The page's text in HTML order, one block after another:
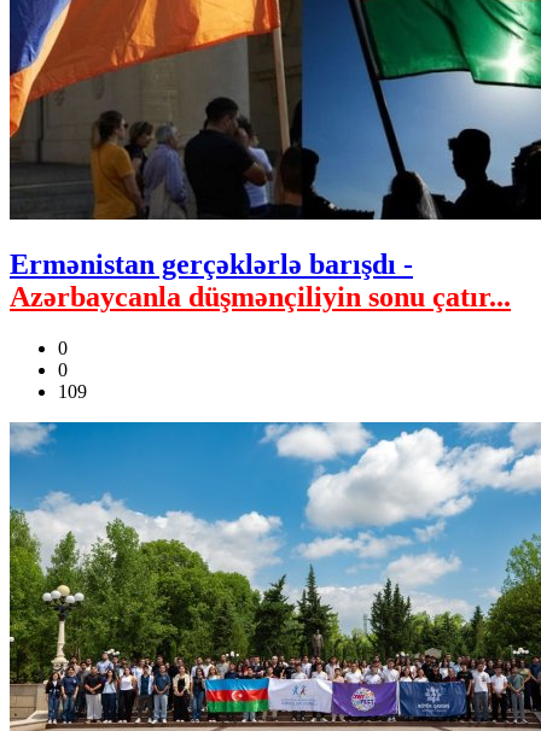
Ermənistan gerçəklərlə barışdı -
Azərbaycanla düşmənçiliyin sonu çatır...
0
0
109